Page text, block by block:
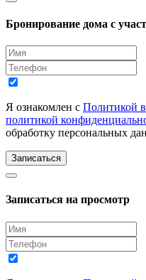
Бронирование дома с
Я ознакомлен с Политикой
политикой
обработку персональных
Записаться
Записаться на просмотр